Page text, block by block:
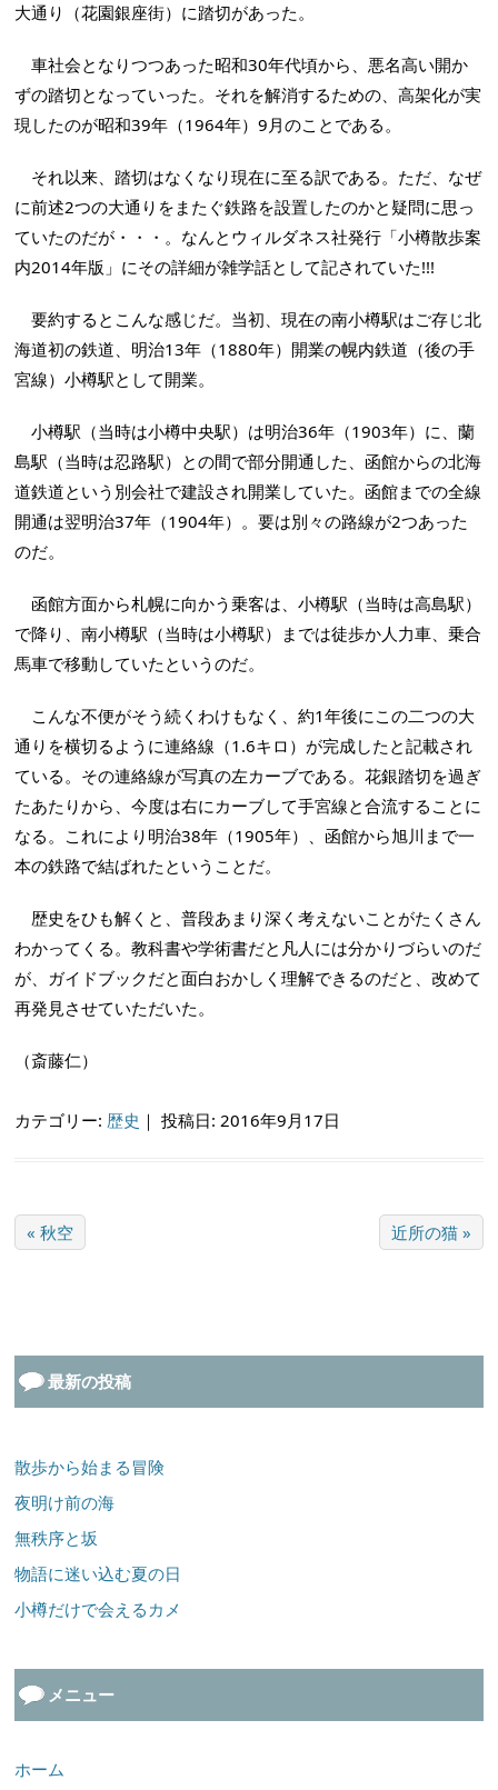
大通り（花園銀座街）に踏切があった。
車社会となりつつあった昭和30年代頃から、悪名高い開か
ずの踏切となっていった。それを解消するための、高架化が実
現したのが昭和39年（1964年）9月のことである。
それ以来、踏切はなくなり現在に至る訳である。ただ、なぜ
に前述2つの大通りをまたぐ鉄路を設置したのかと疑問に思っ
ていたのだが・・・。なんとウィルダネス社発行「小樽散歩案
内2014年版」にその詳細が雑学話として記されていた!!!
要約するとこんな感じだ。当初、現在の南小樽駅はご存じ北
海道初の鉄道、明治13年（1880年）開業の幌内鉄道（後の手
宮線）小樽駅として開業。
小樽駅（当時は小樽中央駅）は明治36年（1903年）に、蘭
島駅（当時は忍路駅）との間で部分開通した、函館からの北海
道鉄道という別会社で建設され開業していた。函館までの全線
開通は翌明治37年（1904年）。要は別々の路線が2つあった
のだ。
函館方面から札幌に向かう乗客は、小樽駅（当時は高島駅）
で降り、南小樽駅（当時は小樽駅）までは徒歩か人力車、乗合
馬車で移動していたというのだ。
こんな不便がそう続くわけもなく、約1年後にこの二つの大
通りを横切るように連絡線（1.6キロ）が完成したと記載され
ている。その連絡線が写真の左カーブである。花銀踏切を過ぎ
たあたりから、今度は右にカーブして手宮線と合流することに
なる。これにより明治38年（1905年）、函館から旭川まで一
本の鉄路で結ばれたということだ。
歴史をひも解くと、普段あまり深く考えないことがたくさん
わかってくる。教科書や学術書だと凡人には分かりづらいのだ
が、ガイドブックだと面白おかしく理解できるのだと、改めて
再発見させていただいた。
（斎藤仁）
カテゴリー: 歴史 ｜投稿日: 2016年9月17日
« 秋空 近所の猫 »
最新の投稿
散歩から始まる冒険
夜明け前の海
無秩序と坂
物語に迷い込む夏の日
小樽だけで会えるカメ
メニュー
ホーム